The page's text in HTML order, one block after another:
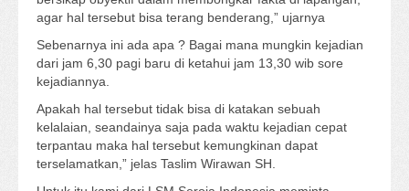
agar hal tersebut bisa terang benderang,” ujarnya
Sebenarnya ini ada apa ? Bagai mana mungkin kejadian
dari jam 6,30 pagi baru di ketahui jam 13,30 wib sore
kejadiannya.
Apakah hal tersebut tidak bisa di katakan sebuah
kelalaian, seandainya saja pada waktu kejadian cepat
terpantau maka hal tersebut kemungkinan dapat
terselamatkan,” jelas Taslim Wirawan SH.